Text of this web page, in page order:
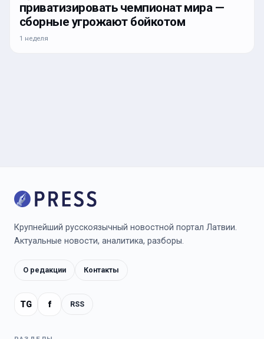
приватизировать чемпионат мира —
сборные угрожают бойкотом
1 неделя
Крупнейший русскоязычный новостной портал Латвии.
Актуальные новости, аналитика, разборы.
О редакции Контакты
TG f RSS